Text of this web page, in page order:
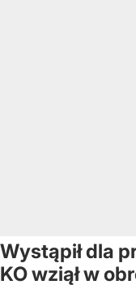
Wystąpił dla
KO wziął w